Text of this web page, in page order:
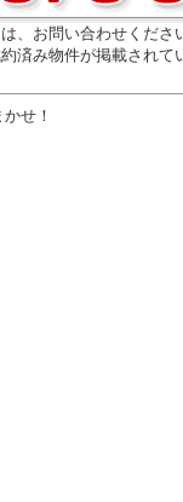
、お問い合わせくださ
済み物件が掲載され
せ！